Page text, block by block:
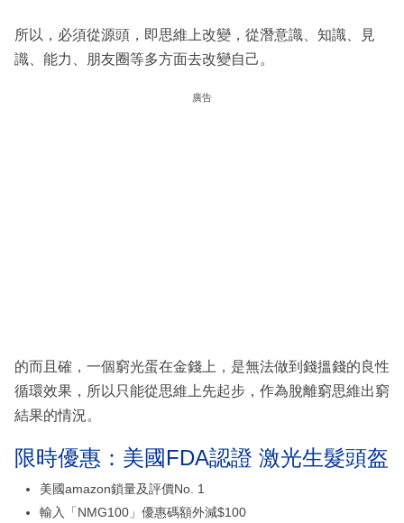
所以，必須從源頭，即思維上改變，從潛意識、知識、見
識、能力、朋友圈等多方面去改變自己。
廣告
的而且確，一個窮光蛋在金錢上，是無法做到錢搵錢的良性
循環效果，所以只能從思維上先起步，作為脫離窮思維出窮
結果的情況。
限時優惠：美國FDA認證 激光生髮頭盔
美國amazon鎖量及評價No. 1
輸入「NMG100」優惠碼額外減$100